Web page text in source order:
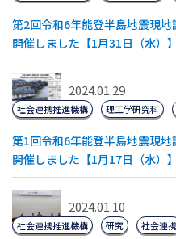
第2回令和6年能登半島地震現
開催しました【1月31日（水）】
2024.01.29
第1回令和6年能登半島地震現
開催しました【1月17日（水）】
社会連携推進機構 理工学研究科
2024.01.10
社会連携推進機構 研究 社会連携